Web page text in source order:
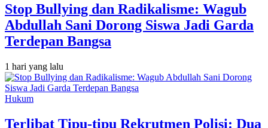
Stop Bullying dan Radikalisme: Wagub
Abdullah Sani Dorong Siswa Jadi Garda
Terdepan Bangsa
1 hari yang lalu
Hukum
Terlibat Tipu-tipu Rekrutmen Polisi: Dua